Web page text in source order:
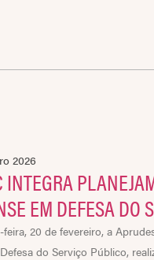
2026
INTEGRA
EM DEFESA DO
20 de fevereiro, a
do Serviço Público,